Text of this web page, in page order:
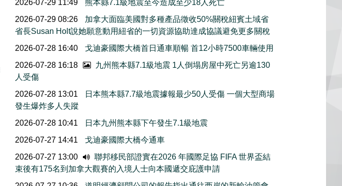
2026-07-29 11:49
熊本縣7.1級地震至今造成至少18人死亡
2026-07-29 08:26
加拿大面臨美國對多種產品徵收50%關稅紐賓土域省
省長Susan Holt說她願意動用紐省的一切資源協助達成協議避免更多關稅
2026-07-28 16:40
戈迪豪國際大橋首日通車順暢 首12小時7500車輛使用
2026-07-28 16:18
九州熊本縣7.1級地震 1人倒塌房屋中死亡另逾130
人受傷
2026-07-28 13:01
日本熊本縣7.7級地震據報最少50人受傷 一個大型商場
發生爆炸多人失蹤
2026-07-28 10:41
日本九州熊本縣下午發生7.1級地震
2026-07-27 14:41
戈迪豪國際大橋今通車
2026-07-27 13:00
聯邦移民部證實在2026 年國際足協 FIFA 世界盃結
束後有175名到加拿大觀賽的入境人士向本國遞交庇護申請